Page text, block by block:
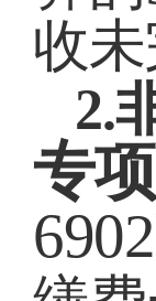
收
2.
专
6902